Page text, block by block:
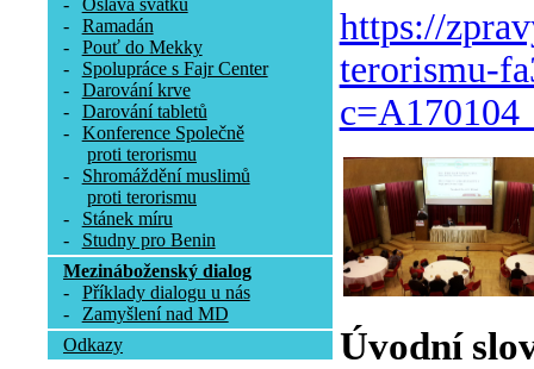
-
Oslava svátků
-
Ramadán
-
Pouť do Mekky
-
Spolupráce s Fajr Center
-
Darování krve
-
Darování tabletů
-
Konference Společně
proti terorismu
-
Shromáždění muslimů
proti terorismu
-
Stánek míru
-
Studny pro Benin
Mezináboženský dialog
-
Příklady dialogu u nás
-
Zamyšlení nad MD
Odkazy
https://
terorismu-
Úvodní